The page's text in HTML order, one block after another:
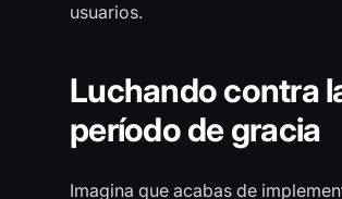
usuarios.
Luchando contra
período de gracia
Imagina que acabas de